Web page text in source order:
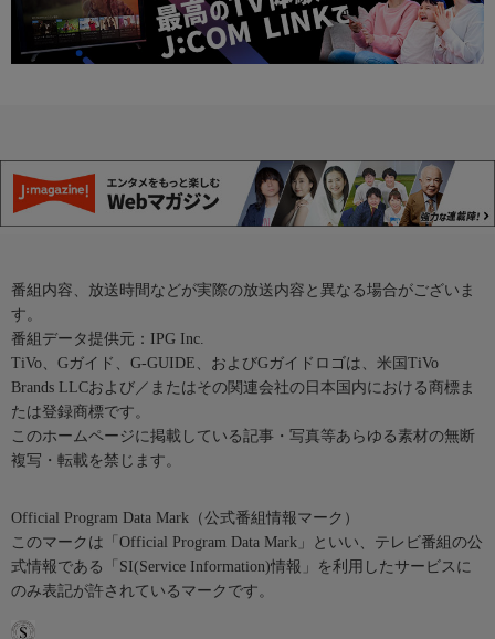
番組内容、放送時間などが実際の放送内容と異なる場合がございま
す。
番組データ提供元：IPG Inc.
TiVo、Gガイド、G-GUIDE、およびGガイドロゴは、米国TiVo
Brands LLCおよび／またはその関連会社の日本国内における商標ま
たは登録商標です。
このホームページに掲載している記事・写真等あらゆる素材の無断
複写・転載を禁じます。
Official Program Data Mark（公式番組情報マーク）
このマークは「Official Program Data Mark」といい、テレビ番組の公
式情報である「SI(Service Information)情報」を利用したサービスに
のみ表記が許されているマークです。